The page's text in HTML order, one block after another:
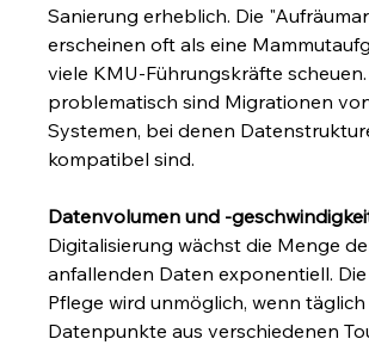
Sanierung erheblich. Die
erscheinen oft als eine
viele KMU-Führungskräfte
problematisch sind Migrationen
Systemen, bei denen
kompatibel sind.
Datenvolumen und -
Digitalisierung wächst die Menge
anfallenden Daten exponentiell.
Pflege wird unmöglich, wenn
Datenpunkte aus verschiedenen